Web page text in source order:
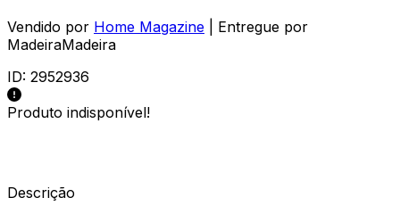
Vendido por Home Magazine
| Entregue por
MadeiraMadeira
ID: 2952936
Produto indisponível!
Descrição